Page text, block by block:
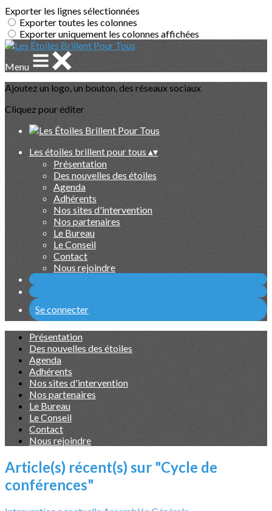
Exporter les lignes sélectionnées
Exporter toutes les colonnes
Exporter uniquement les colonnes affichées
Menu
Ajoutez un logo, un bouton, des réseaux sociaux
Cliquez pour éditer
Les étoiles brillent pour tous ▴▾
Présentation
Des nouvelles des étoiles
Agenda
Adhérents
Nos sites d'intervention
Nos partenaires
Le Bureau
Le Conseil
Contact
Nous rejoindre
Se connecter
Présentation
Des nouvelles des étoiles
Agenda
Adhérents
Nos sites d'intervention
Nos partenaires
Le Bureau
Le Conseil
Contact
Nous rejoindre
Article(s) récent(s) sur "Cycle de
conférences"